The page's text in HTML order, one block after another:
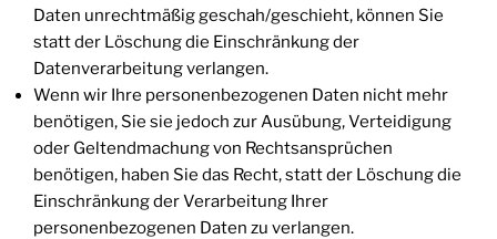
Daten unrechtmäßig geschah/geschieht, können Sie
statt der Löschung die Einschränkung der
Datenverarbeitung verlangen.
Wenn wir Ihre personenbezogenen Daten nicht mehr
benötigen, Sie sie jedoch zur Ausübung, Verteidigung
oder Geltendmachung von Rechtsansprüchen
benötigen, haben Sie das Recht, statt der Löschung die
Einschränkung der Verarbeitung Ihrer
personenbezogenen Daten zu verlangen.